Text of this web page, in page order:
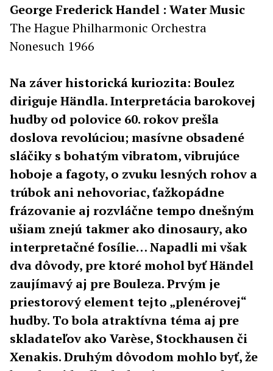
George Frederick Handel : Water Music
The Hague Philharmonic Orchestra
Nonesuch 1966
Na záver historická kuriozita: Boulez
diriguje Händla. Interpretácia barokovej
hudby od polovice 60. rokov prešla
doslova revolúciou; masívne obsadené
sláčiky s bohatým vibratom, vibrujúce
hoboje a fagoty, o zvuku lesných rohov a
trúbok ani nehovoriac, ťažkopádne
frázovanie aj rozvláčne tempo dnešným
ušiam znejú takmer ako dinosaury, ako
interpretačné fosílie… Napadli mi však
dva dôvody, pre ktoré mohol byť Händel
zaujímavý aj pre Bouleza. Prvým je
priestorový element tejto „plenérovej“
hudby. To bola atraktívna téma aj pre
skladateľov ako Varèse, Stockhausen či
Xenakis. Druhým dôvodom mohlo byť, že